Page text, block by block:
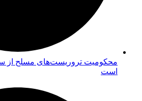
محکومیت تروریست‌های مسلح از
است